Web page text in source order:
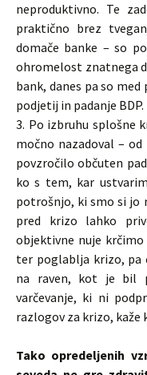
neproduktivno. Te
praktično brez
domače banke – so
ohromelost znatnega
bank, danes pa so
podjetij in padanje BDP.
3. Po izbruhu splošne
močno nazadoval –
povzročilo občuten
ko s tem, kar
potrošnjo, ki smo si jo
pred krizo lahko
objektivne nuje
ter poglablja krizo, pa
na raven, kot je bil
varčevanje, ki ni
razlogov za krizo, kaže
Tako opredeljenih